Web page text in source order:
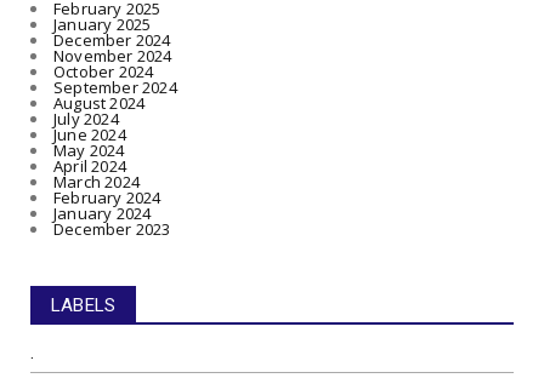
February 2025
January 2025
December 2024
November 2024
October 2024
September 2024
August 2024
July 2024
June 2024
May 2024
April 2024
March 2024
February 2024
January 2024
December 2023
LABELS
.